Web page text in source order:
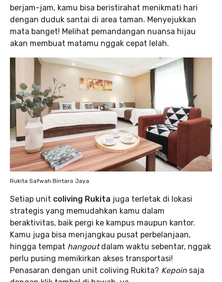
berjam-jam, kamu bisa beristirahat menikmati hari
dengan duduk santai di area taman. Menyejukkan
mata banget! Melihat pemandangan nuansa hijau
akan membuat matamu nggak cepat lelah.
Rukita Safwah Bintaro Jaya
Setiap unit coliving Rukita juga terletak di lokasi
strategis yang memudahkan kamu dalam
beraktivitas, baik pergi ke kampus maupun kantor.
Kamu juga bisa menjangkau pusat perbelanjaan,
hingga tempat hangoutdalam waktu sebentar, nggak
perlu pusing memikirkan akses transportasi!
Penasaran dengan unit coliving Rukita? Kepoin saja